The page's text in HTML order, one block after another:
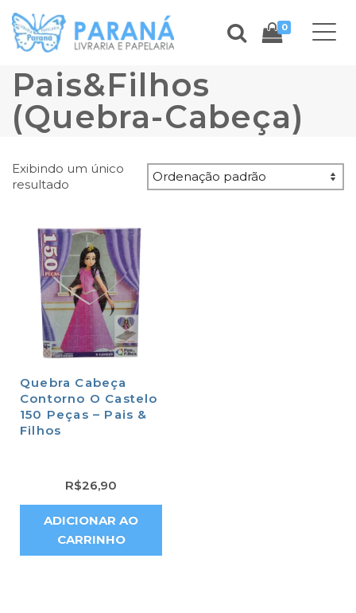
0
Pais&Filhos
(Quebra-Cabeça)
Exibindo um único
resultado
Quebra Cabeça
Contorno O Castelo
150 Peças – Pais &
Filhos
R$26,90
ADICIONAR AO
CARRINHO